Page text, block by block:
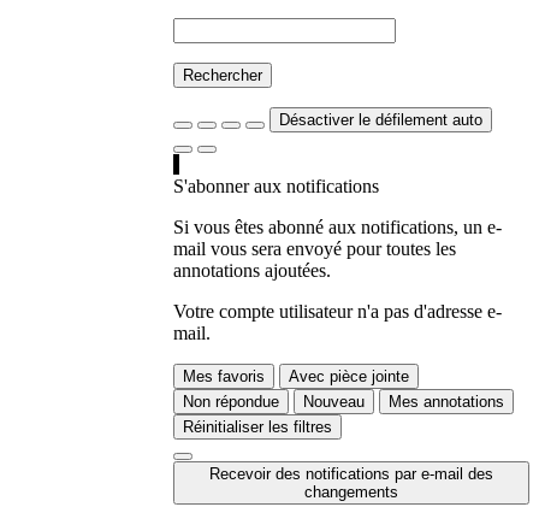
Rechercher
Désactiver le défilement auto
S'abonner aux notifications
Si vous êtes abonné aux notifications, un e-
mail vous sera envoyé pour toutes les
annotations ajoutées.
Votre compte utilisateur n'a pas d'adresse e-
mail.
Mes favoris
Avec pièce jointe
Non répondue
Nouveau
Mes annotations
Réinitialiser les filtres
Recevoir des notifications par e-mail des
changements